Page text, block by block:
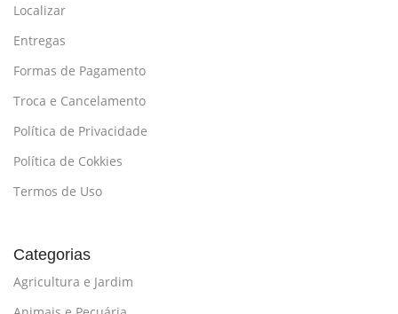
Localizar
Entregas
Formas de Pagamento
Troca e Cancelamento
Política de Privacidade
Política de Cokkies
Termos de Uso
Categorias
Agricultura e Jardim